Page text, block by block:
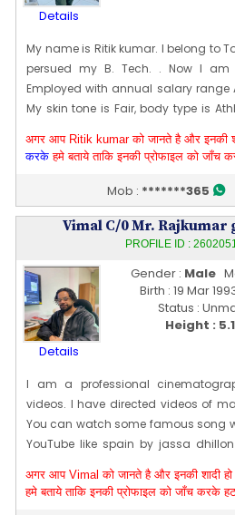
Details
My name is Ritik kumar. I belong to
persued my B. Tech. . Now I am
Employed with annual salary range
My skin tone is Fair, body type is
Edit Profile
अगर आप Ritik kumar को जानते है और इनकी
करकेहमे बताये ताकि इनकी प्रोफाइल को जाँच
Mob : *******365
Vimal C/0 Mr. Rajkumar
PROFILE ID :
Details
Gender : Male
Birth : 19 Mar
Status :
Height :
I am a professional
videos. I have directed videos of
You can watch some famous song
YouTube like spain by jassa
I am a professional
videos. I have directed videos
अगर आप Vimal को जानते है और इनकी शादी
हमे बताये ताकि इनकी प्रोफाइल को जाँच करके